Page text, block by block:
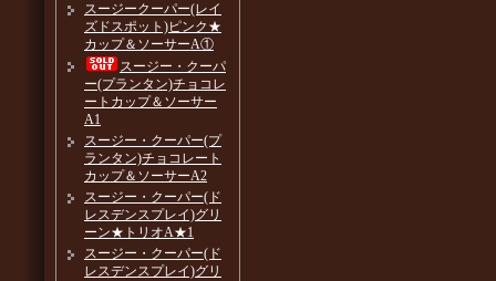
スージークーパー(レイ
ズドスポット)ピンク★
カップ＆ソーサーA①
スージー・クーパ
ー(プランタン)チョコレ
ートカップ＆ソーサー
A1
スージー・クーパー(プ
ランタン)チョコレート
カップ＆ソーサーA2
スージー・クーパー(ド
レスデンスプレイ)グリ
ーン★トリオA★1
スージー・クーパー(ド
レスデンスプレイ)グリ